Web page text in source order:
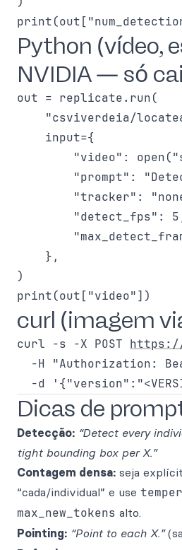
Python (vídeo,
NVIDIA — só
out = replicate.run(
"csviverdeia/
    input={
"video":
"prompt":
"tracker":
"detect_fps":
    },
)
curl (imagem
curl -s -X POST
-H "Authorization:
Dicas de
Detecção: “Detect every
tight bounding box per X.”
Contagem densa: seja
“cada/individual” e use
max_new_tokens alto.
Pointing: “Point to each X.”